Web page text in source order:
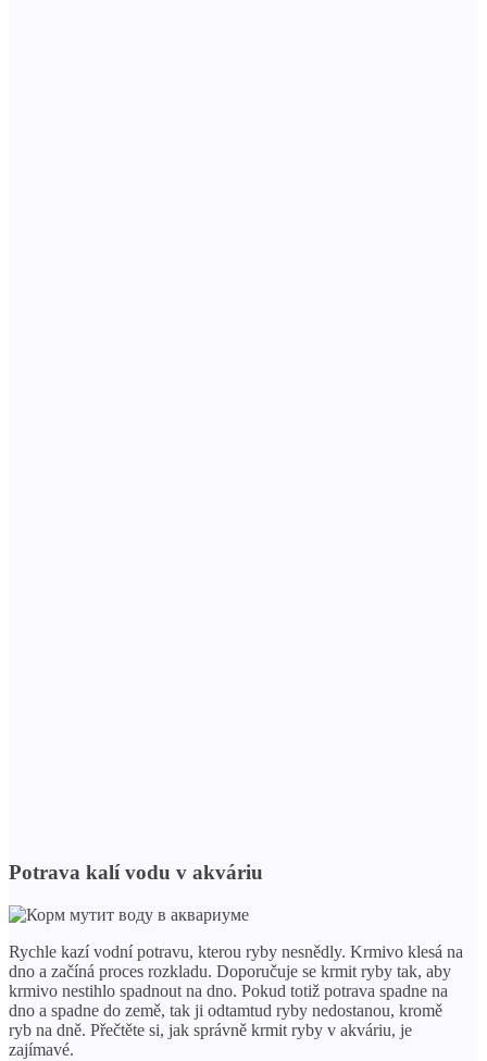
Potrava kalí vodu v akváriu
Rychle kazí vodní potravu, kterou ryby nesnědly. Krmivo klesá na
dno a začíná proces rozkladu. Doporučuje se krmit ryby tak, aby
krmivo nestihlo spadnout na dno. Pokud totiž potrava spadne na
dno a spadne do země, tak ji odtamtud ryby nedostanou, kromě
ryb na dně. Přečtěte si, jak správně krmit ryby v akváriu, je
zajímavé.